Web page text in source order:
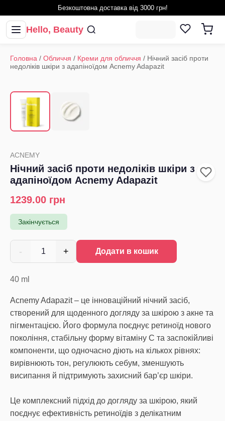
Безкоштовна доставка від 3000 грн!
Hello, Beauty
Головна / Обличчя / Креми для обличчя / Нічний засіб проти
недоліків шкіри з адапіноїдом Acnemy Adapazit
ACNEMY
Нічний засіб проти недоліків шкіри з
адапіноїдом Acnemy Adapazit
1239.00 грн
Закінчується
- 1 + Додати в кошик
40 ml
Acnemy Adapazit – це інноваційний нічний засіб,
створений для щоденного догляду за шкірою з акне та
пігментацією. Його формула поєднує ретиноїд нового
покоління, стабільну форму вітаміну С та заспокійливі
компоненти, що одночасно діють на кількох рівнях:
вирівнюють тон, регулюють себум, зменшують
висипання й підтримують захисний бар’єр шкіри.
Це комплексний підхід до догляду за шкірою, який
поєднує ефективність ретиноїдів з делікатним